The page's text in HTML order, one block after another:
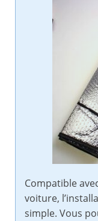
Compatible
voiture,
simple. Vous